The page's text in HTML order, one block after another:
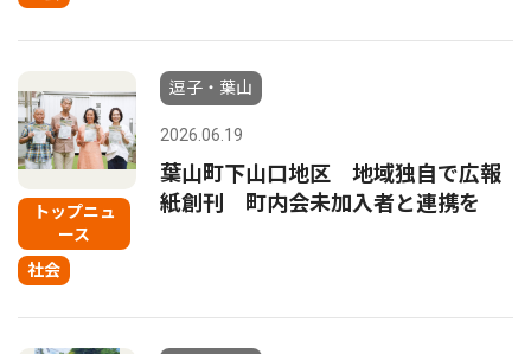
トップニュ
ース
社会
逗子・葉山
2026.06.19
葉山町下山口地区 地域独自で広報
紙創刊 町内会未加入者と連携を